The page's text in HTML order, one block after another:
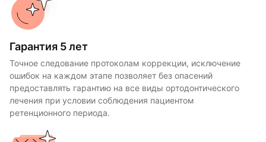
Гарантия 5 лет
Точное следование протоколам коррекции, исключение
ошибок на каждом этапе позволяет без опасений
предоставлять гарантию на все виды ортодонтического
лечения при условии соблюдения пациентом
ретенционного периода.